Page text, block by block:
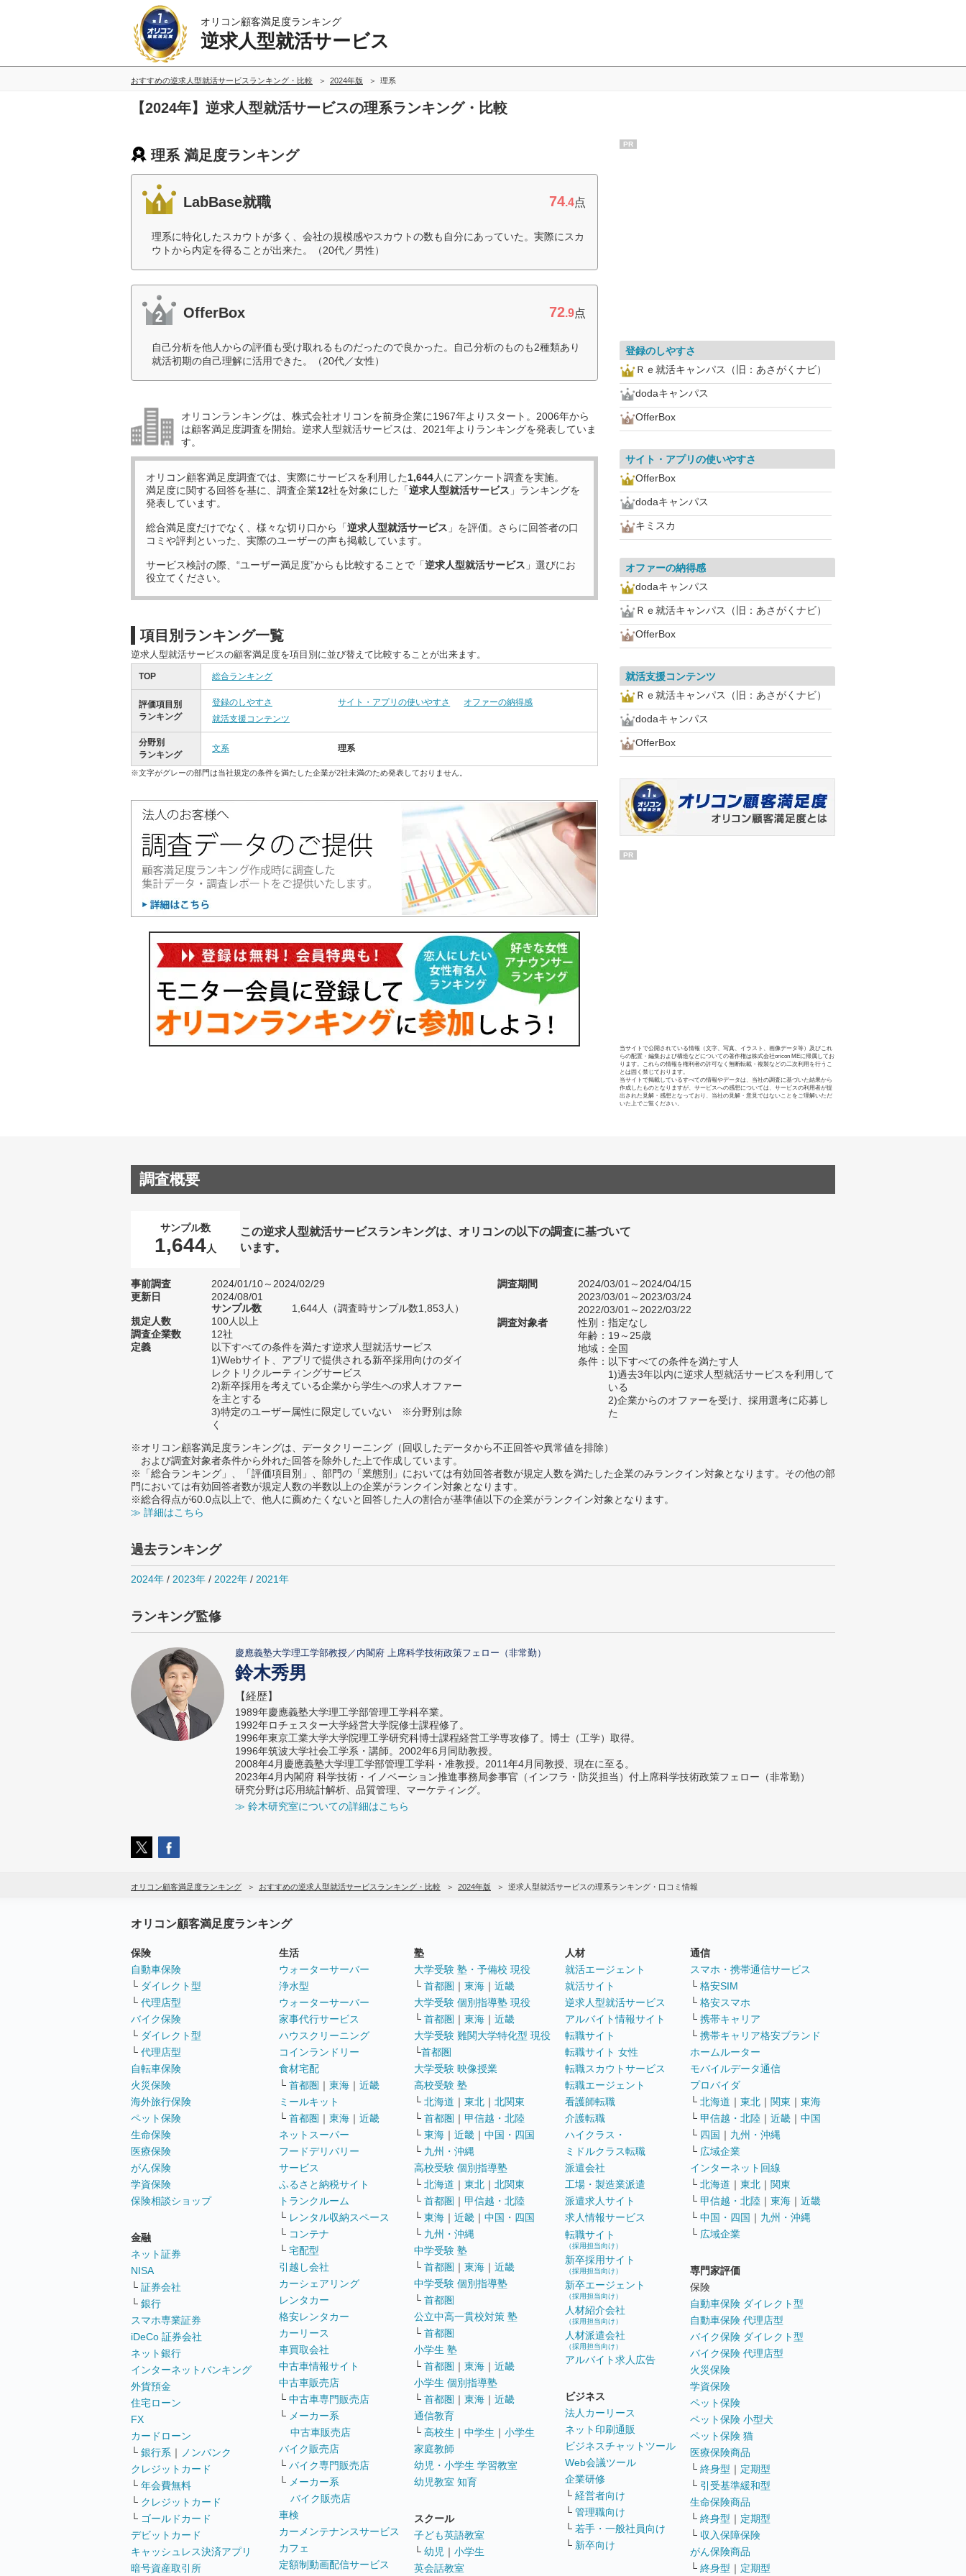
オリコン顧客満足度ランキング
逆求人型就活サービス
おすすめの逆求人型就活サービスランキング・比較 2024年版 理系
【2024年】逆求人型就活サービスの理系ランキング・比較
理系 満足度ランキング
LabBase就職 74.4点
理系に特化したスカウトが多く、会社の規模感やスカウトの数も自分にあっていた。実際にスカ
ウトから内定を得ることが出来た。（20代／男性）
OfferBox 72.9点
自己分析を他人からの評価も受け取れるものだったので良かった。自己分析のものも2種類あり
就活初期の自己理解に活用できた。（20代／女性）
オリコンランキングは、株式会社オリコンを前身企業に1967年よりスタート。2006年から
は顧客満足度調査を開始。逆求人型就活サービスは、2021年よりランキングを発表していま
す。
オリコン顧客満足度調査では、実際にサービスを利用した1,644人にアンケート調査を実施。
満足度に関する回答を基に、調査企業12社を対象にした「逆求人型就活サービス 」ランキングを
発表しています。
総合満足度だけでなく、様々な切り口から「逆求人型就活サービス 」を評価。さらに回答者の口
コミや評判といった、実際のユーザーの声も掲載しています。
サービス検討の際、“ユーザー満足度”からも比較することで「逆求人型就活サービス 」選びにお
役立てください。
項目別ランキング一覧
逆求人型就活サービスの顧客満足度を項目別に並び替えて比較することが出来ます。
TOP 総合ランキング
評価項目別
ランキング
登録のしやすさ サイト・アプリの使いやすさ
オファーの納得感
就活支援コンテンツ
分野別
ランキング
文系 理系
※文字がグレーの部門は当社規定の条件を満たした企業が2社未満のため発表しておりません。
PR
登録のしやすさ
Ｒｅ就活キャンパス（旧：あさがくナビ）
dodaキャンパス
OfferBox
サイト・アプリの使いやすさ
OfferBox
dodaキャンパス
キミスカ
オファーの納得感
dodaキャンパス
Ｒｅ就活キャンパス（旧：あさがくナビ）
OfferBox
就活支援コンテンツ
Ｒｅ就活キャンパス（旧：あさがくナビ）
dodaキャンパス
OfferBox
PR
当サイトで公開されている情報（文字、写真、イラスト、画像データ等）及びこれ
らの配置・編集および構造などについての著作権は株式会社oricon MEに帰属してお
ります。これらの情報を権利者の許可なく無断転載・複製などの二次利用を行うこ
とは固く禁じております。
当サイトで掲載しているすべての情報やデータは、当社の調査に基づいた結果から
作成したものとなりますが、サービスへの感想については、サービスの利用者が提
出された見解・感想となっており、当社の見解・意見ではないことをご理解いただ
いた上でご覧ください。
調査概要
サンプル数
1,644人
この逆求人型就活サービスランキングは、オリコンの以下の調査に基づいて
います。
事前調査
2024/01/10～2024/02/29
更新日
2024/08/01
サンプル数
1,644人（調査時サンプル数1,853人）
規定人数
100人以上
調査企業数
12社
定義
以下すべての条件を満たす逆求人型就活サービス
1)Webサイト、アプリで提供される新卒採用向けのダイ
レクトリクルーティングサービス
2)新卒採用を考えている企業から学生への求人オファー
を主とする
3)特定のユーザー属性に限定していない ※分野別は除
く
調査期間
2024/03/01～2024/04/15
2023/03/01～2023/03/24
2022/03/01～2022/03/22
調査対象者
性別：指定なし
年齢：19～25歳
地域：全国
条件：以下すべての条件を満たす人
1)過去3年以内に逆求人型就活サービスを利用して
いる
2)企業からのオファーを受け、採用選考に応募し
た
※オリコン顧客満足度ランキングは、データクリーニング（回収したデータから不正回答や異常値を排除）
および調査対象者条件から外れた回答を除外した上で作成しています。
※「総合ランキング」、「評価項目別」、部門の「業態別」においては有効回答者数が規定人数を満たした企業のみランクイン対象となります。その他の部
門においては有効回答者数が規定人数の半数以上の企業がランクイン対象となります。
※総合得点が60.0点以上で、他人に薦めたくないと回答した人の割合が基準値以下の企業がランクイン対象となります。
≫ 詳細はこちら
過去ランキング
2024年 / 2023年 / 2022年 / 2021年
ランキング監修
慶應義塾大学理工学部教授／内閣府 上席科学技術政策フェロー（非常勤）
鈴木秀男
【経歴】
1989年慶應義塾大学理工学部管理工学科卒業。
1992年ロチェスター大学経営大学院修士課程修了。
1996年東京工業大学大学院理工学研究科博士課程経営工学専攻修了。博士（工学）取得。
1996年筑波大学社会工学系・講師。2002年6月同助教授。
2008年4月慶應義塾大学理工学部管理工学科・准教授。2011年4月同教授、現在に至る。
2023年4月内閣府 科学技術・イノベーション推進事務局参事官（インフラ・防災担当）付上席科学技術政策フェロー（非常勤）
研究分野は応用統計解析、品質管理、マーケティング。
≫ 鈴木研究室についての詳細はこちら
オリコン顧客満足度ランキング おすすめの逆求人型就活サービスランキング・比較 2024年版 逆求人型就活サービスの理系ランキング・口コミ情報
オリコン顧客満足度ランキング
保険
自動車保険
└ ダイレクト型
└ 代理店型
バイク保険
└ ダイレクト型
└ 代理店型
自転車保険
火災保険
海外旅行保険
ペット保険
生命保険
医療保険
がん保険
学資保険
保険相談ショップ
金融
ネット証券
NISA
└ 証券会社
└ 銀行
スマホ専業証券
iDeCo 証券会社
ネット銀行
インターネットバンキング
外貨預金
住宅ローン
FX
カードローン
└ 銀行系 ｜ ノンバンク
クレジットカード
└ 年会費無料
└ クレジットカード
└ ゴールドカード
デビットカード
キャッシュレス決済アプリ
暗号資産取引所
生活
ウォーターサーバー
浄水型
ウォーターサーバー
家事代行サービス
ハウスクリーニング
コインランドリー
食材宅配
└ 首都圏 ｜ 東海 ｜ 近畿
ミールキット
└ 首都圏 ｜ 東海 ｜ 近畿
ネットスーパー
フードデリバリー
サービス
ふるさと納税サイト
トランクルーム
└ レンタル収納スペース
└ コンテナ
└ 宅配型
引越し会社
カーシェアリング
レンタカー
格安レンタカー
カーリース
車買取会社
中古車情報サイト
中古車販売店
└ 中古車専門販売店
└ メーカー系
中古車販売店
バイク販売店
└ バイク専門販売店
└ メーカー系
バイク販売店
車検
カーメンテナンスサービス
カフェ
定額制動画配信サービス
塾
大学受験 塾・予備校 現役
└ 首都圏 ｜ 東海 ｜ 近畿
大学受験 個別指導塾 現役
└ 首都圏 ｜ 東海 ｜ 近畿
大学受験 難関大学特化型 現役
└首都圏
大学受験 映像授業
高校受験 塾
└ 北海道 ｜ 東北 ｜ 北関東
└ 首都圏 ｜ 甲信越・北陸
└ 東海 ｜ 近畿 ｜ 中国・四国
└ 九州・沖縄
高校受験 個別指導塾
└ 北海道 ｜ 東北 ｜ 北関東
└ 首都圏 ｜ 甲信越・北陸
└ 東海 ｜ 近畿 ｜ 中国・四国
└ 九州・沖縄
中学受験 塾
└ 首都圏 ｜ 東海 ｜ 近畿
中学受験 個別指導塾
└ 首都圏
公立中高一貫校対策 塾
└ 首都圏
小学生 塾
└ 首都圏 ｜ 東海 ｜ 近畿
小学生 個別指導塾
└ 首都圏 ｜ 東海 ｜ 近畿
通信教育
└ 高校生 ｜ 中学生 ｜ 小学生
家庭教師
幼児・小学生 学習教室
幼児教室 知育
スクール
子ども英語教室
└ 幼児 ｜ 小学生
英会話教室
人材
就活エージェント
就活サイト
逆求人型就活サービス
アルバイト情報サイト
転職サイト
転職サイト 女性
転職スカウトサービス
転職エージェント
看護師転職
介護転職
ハイクラス・
ミドルクラス転職
派遣会社
工場・製造業派遣
派遣求人サイト
求人情報サービス
転職サイト
（採用担当向け）
新卒採用サイト
（採用担当向け）
新卒エージェント
（採用担当向け）
人材紹介会社
（採用担当向け）
人材派遣会社
（採用担当向け）
アルバイト求人広告
ビジネス
法人カーリース
ネット印刷通販
ビジネスチャットツール
Web会議ツール
企業研修
└ 経営者向け
└ 管理職向け
└ 若手・一般社員向け
└ 新卒向け
通信
スマホ・携帯通信サービス
└ 格安SIM
└ 格安スマホ
└ 携帯キャリア
└ 携帯キャリア格安ブランド
ホームルーター
モバイルデータ通信
プロバイダ
└ 北海道 ｜ 東北 ｜ 関東 ｜ 東海
└ 甲信越・北陸 ｜ 近畿 ｜ 中国
└ 四国 ｜ 九州・沖縄
└ 広域企業
インターネット回線
└ 北海道 ｜ 東北 ｜ 関東
└ 甲信越・北陸 ｜ 東海 ｜ 近畿
└ 中国・四国 ｜ 九州・沖縄
└ 広域企業
専門家評価
保険
自動車保険 ダイレクト型
自動車保険 代理店型
バイク保険 ダイレクト型
バイク保険 代理店型
火災保険
学資保険
ペット保険
ペット保険 小型犬
ペット保険 猫
医療保険商品
└ 終身型 ｜ 定期型
└ 引受基準緩和型
生命保険商品
└ 終身型 ｜ 定期型
└ 収入保障保険
がん保険商品
└ 終身型 ｜ 定期型